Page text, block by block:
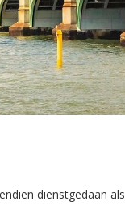
dienstgedaan